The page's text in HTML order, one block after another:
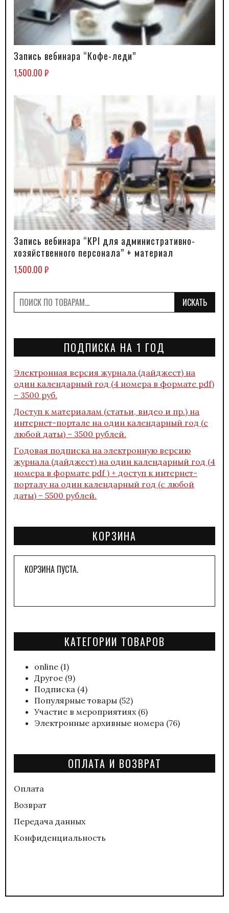
В КОРЗИНУ
Запись вебинара “Кофе-леди”
1,500.00 ₽
В КОРЗИНУ
Запись вебинара “KPI для административно-
хозяйственного персонала” + материал
1,500.00 ₽
ИСКАТЬ
ПОДПИСКА НА 1 ГОД
Электронная версия журнала (дайджест) на
один календарный год (4 номера в формате pdf)
– 3500 руб.
Доступ к материалам (статьи, видео и пр.) на
интернет-портале на один календарный год (с
любой даты) – 3500 рублей.
Годовая подписка на электронную версию
журнала (дайджест) на один календарный год (4
номера в формате pdf ) + доступ к интернет-
порталу на один календарный год (с любой
даты) – 5500 рублей.
КОРЗИНА
КОРЗИНА ПУСТА.
КАТЕГОРИИ ТОВАРОВ
online (1)
Другое (9)
Подписка (4)
Популярные товары (52)
Участие в мероприятиях (6)
Электронные архивные номера (76)
ОПЛАТА И ВОЗВРАТ
Оплата
Возврат
Передача данных
Конфиденциальность